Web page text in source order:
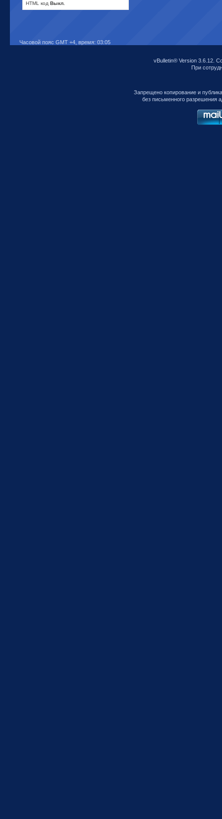
HTML код Выкл.
Часовой пояс GMT +4, время: 03:05
vBulletin® Version 3.6.12.
При
Запрещено копирование и
без письменного разрешения